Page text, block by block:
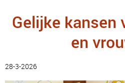
Gelijke kansen
en
28-3-2026